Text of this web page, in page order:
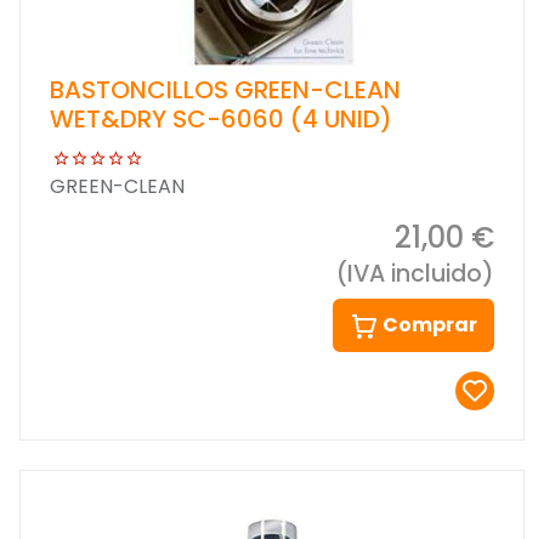
BASTONCILLOS GREEN-CLEAN
WET&DRY SC-6060 (4 UNID)
GREEN-CLEAN
21,00 €
(IVA incluido)
Comprar